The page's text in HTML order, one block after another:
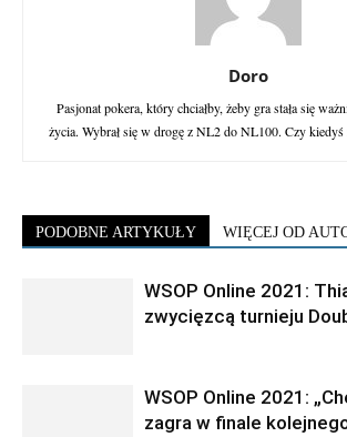
Doro
Pasjonat pokera, który chciałby, żeby gra stała się
życia. Wybrał się w drogę z NL2 do NL100. Czy kiedyś
PODOBNE ARTYKUŁY WIĘCEJ OD
WSOP Online 2021:
zwycięzcą turnieju
WSOP Online 2021:
zagra w finale